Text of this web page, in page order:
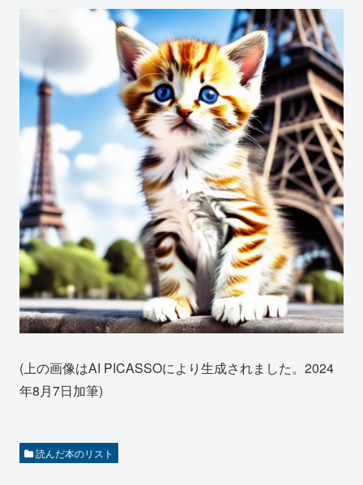
(上の画像はAI PICASSOにより生成されました。2024
年8月7日加筆)
読んだ本のリスト